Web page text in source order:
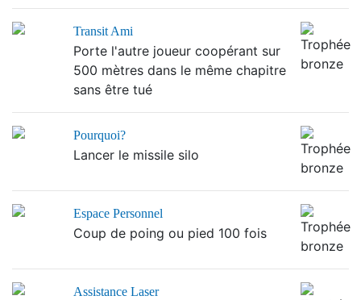
Transit Ami
Porte l'autre joueur coopérant sur
500 mètres dans le même chapitre
sans être tué
Pourquoi?
Lancer le missile silo
Espace Personnel
Coup de poing ou pied 100 fois
Assistance Laser